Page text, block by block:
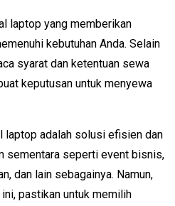
laptop yang memberikan
kebutuhan Anda. Selain
syarat dan ketentuan sewa
keputusan untuk menyewa
laptop adalah solusi efisien dan
sementara seperti event bisnis,
dan lain sebagainya. Namun,
pastikan untuk memilih